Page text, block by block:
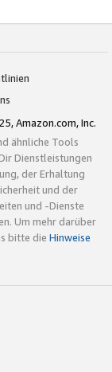
Amazon.com, Inc.
ähnliche Tools
Dienstleistungen
der Erhaltung
und der
und -Dienste
Um mehr darüber
bitte die Hinweise